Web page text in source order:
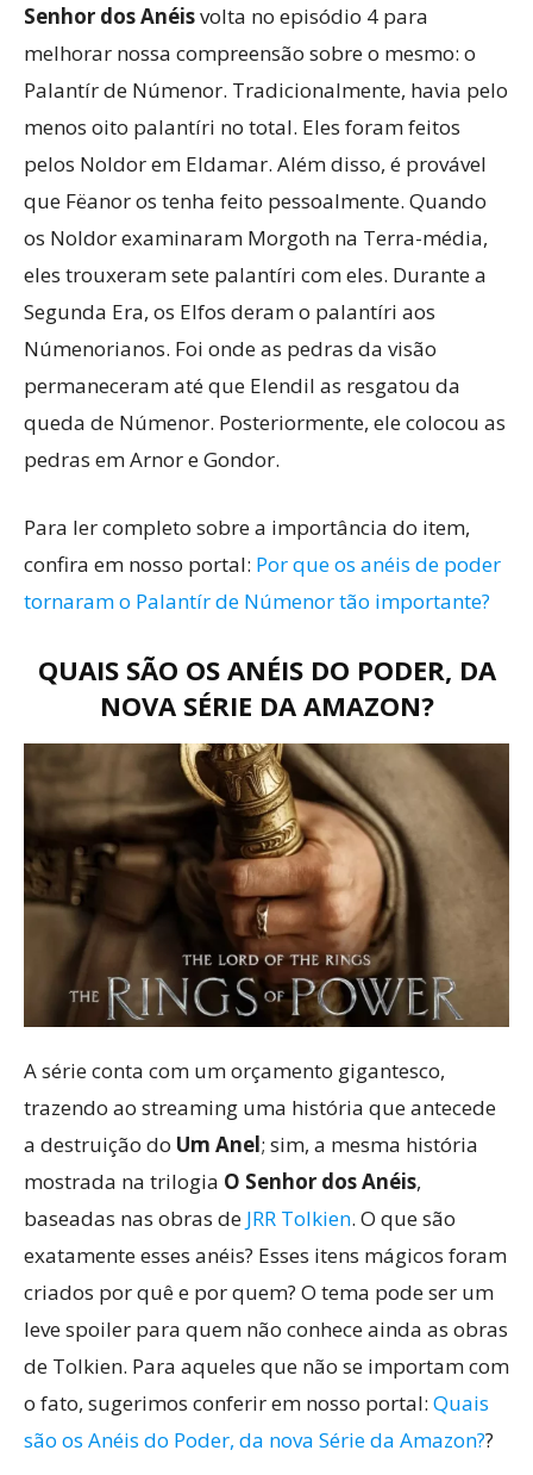
Senhor dos Anéisvolta no episódio 4 para
melhorar nossa compreensão sobre o mesmo: o
Palantír de Númenor. Tradicionalmente, havia pelo
menos oito palantíri no total. Eles foram feitos
pelos Noldor em Eldamar. Além disso, é provável
que Fëanor os tenha feito pessoalmente. Quando
os Noldor examinaram Morgoth na Terra-média,
eles trouxeram sete palantíri com eles. Durante a
Segunda Era, os Elfos deram o palantíri aos
Númenorianos. Foi onde as pedras da visão
permaneceram até que Elendil as resgatou da
queda de Númenor. Posteriormente, ele colocou as
pedras em Arnor e Gondor.
Para ler completo sobre a importância do item,
confira em nosso portal: Por que os anéis de poder
tornaram o Palantír de Númenor tão importante?
QUAIS SÃO OS ANÉIS DO PODER, DA
NOVA SÉRIE DA AMAZON?
A série conta com um orçamento gigantesco,
trazendo ao streaming uma história que antecede
a destruição do Um Anel; sim, a mesma história
mostrada na trilogia O Senhor dos Anéis,
baseadas nas obras de JRR Tolkien. O que são
exatamente esses anéis? Esses itens mágicos foram
criados por quê e por quem? O tema pode ser um
leve spoiler para quem não conhece ainda as obras
de Tolkien. Para aqueles que não se importam com
o fato, sugerimos conferir em nosso portal: Quais
são os Anéis do Poder, da nova Série da Amazon??